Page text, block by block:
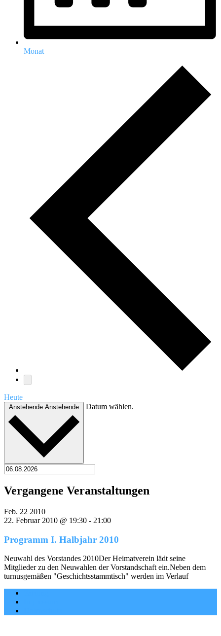
Monat
Heute
Anstehende Anstehende Datum wählen.
Vergangene Veranstaltungen
Feb. 22 2010
22. Februar 2010 @ 19:30 - 21:00
Programm I. Halbjahr 2010
Neuwahl des Vorstandes 2010Der Heimatverein lädt seine
Mitglieder zu den Neuwahlen der Vorstandschaft ein.Neben dem
turnusgemäßen "Geschichtsstammtisch" werden im Verlauf